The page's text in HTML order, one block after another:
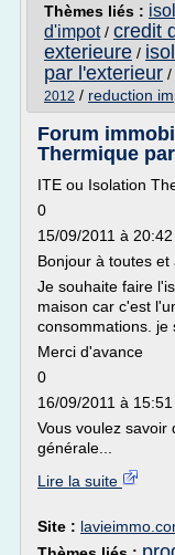
Thèmes liés :
d'impot/ credit
exterieure /
par l'exterieur /
2012 / reduction
Forum
Thermique
ITE ou Isolation
0
15/09/2011 à
Bonjour à toutes et
Je souhaite faire
maison car c'est
consommations. je
Merci d'avance
0
16/09/2011 à
Vous voulez savoir
générale...
Lire la suite
Site :